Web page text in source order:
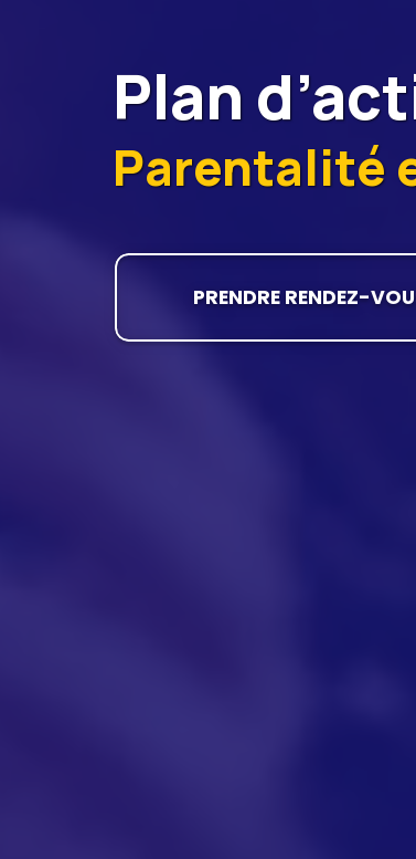
Plan
Parentalité
PRENDRE RENDEZ-